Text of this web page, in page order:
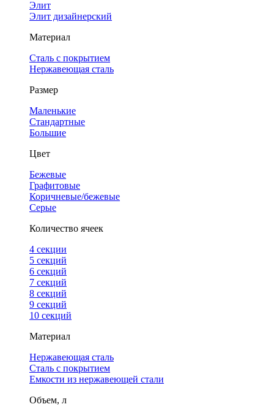
Элит
Элит дизайнерский
Материал
Сталь с покрытием
Нержавеющая сталь
Размер
Маленькие
Стандартные
Большие
Цвет
Бежевые
Графитовые
Коричневые/бежевые
Серые
Количество ячеек
4 cекции
5 секций
6 секций
7 секций
8 секций
9 секций
10 секций
Материал
Нержавеющая сталь
Сталь с покрытием
Емкости из нержавеющей стали
Объем, л